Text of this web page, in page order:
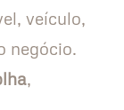
veículo,
negócio.
,